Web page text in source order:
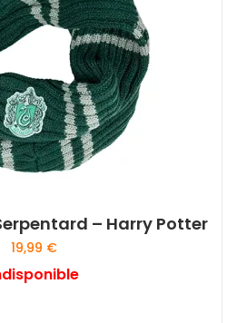
– Harry Potter
19,99 €